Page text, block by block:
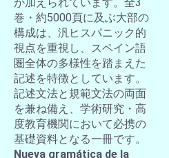
巻・約5000頁に及ぶ大部の
構成は、汎ヒスパニック的
視点を重視し、スペイン語
圏全体の多様性を踏まえた
記述を特徴としています。
記述文法と規範文法の両面
を兼ね備え、学術研究・高
度教育機関において必携の
基礎資料となる一冊です。
Nueva gramática de la